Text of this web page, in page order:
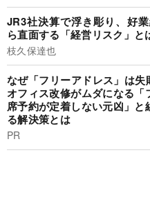
JR3社決算で浮き彫り、好
ら直面する「経営リスク」と
枝久保達也
なぜ「フリーアドレス」は
オフィス改修がムダになる「
席予約が定着しない元凶」と
る解決策とは
PR